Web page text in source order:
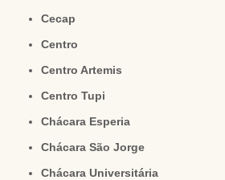
Cecap
Centro
Centro Artemis
Centro Tupi
Chácara Esperia
Chácara São Jorge
Chácara Universitária